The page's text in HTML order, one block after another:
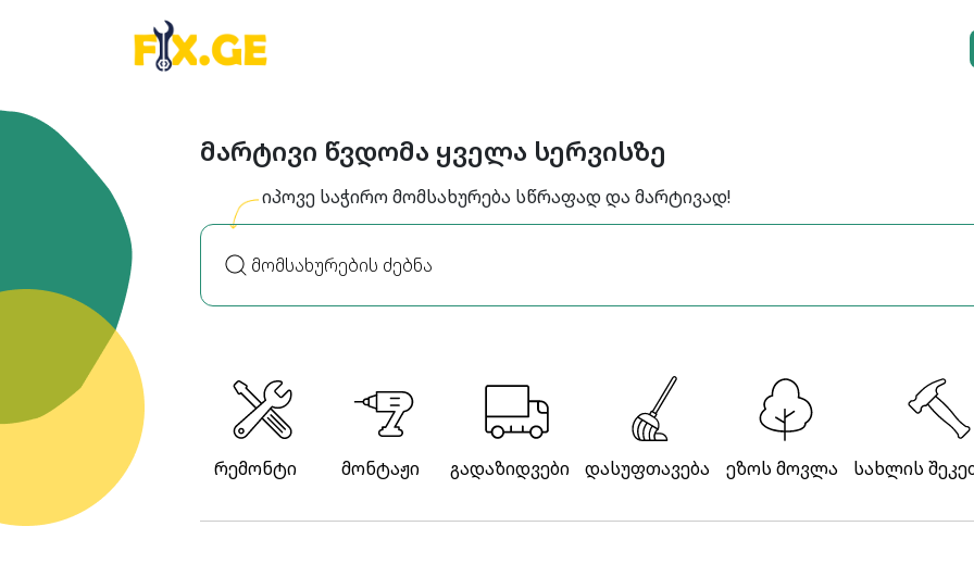
მარტივი წვდომა ყველა სერვისზე
იპოვე საჭირო მომსახურება სწრაფად და მარტივად!
რემონტი მონტაჟი გადაზიდვები დასუფთავება ეზოს მოვლა სახლის